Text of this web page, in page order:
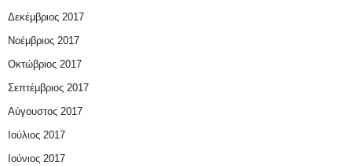
Δεκέμβριος 2017
Νοέμβριος 2017
Οκτώβριος 2017
Σεπτέμβριος 2017
Αύγουστος 2017
Ιούλιος 2017
Ιούνιος 2017